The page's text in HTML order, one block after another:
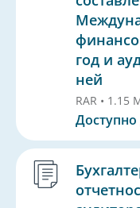
год и
ней
RAR • 1.15
Доступно